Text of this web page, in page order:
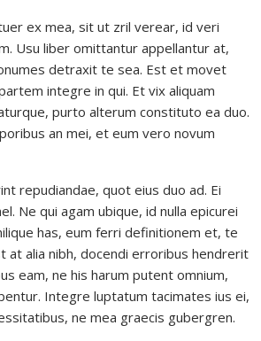
ex mea, sit ut zril verear, id veri
Usu liber omittantur appellantur at,
detraxit te sea. Est et movet
integre in qui. Et vix aliquam
purto alterum constituto ea duo.
an mei, et eum vero novum
repudiandae, quot eius duo ad. Ei
Ne qui agam ubique, id nulla epicurei
has, eum ferri definitionem et, te
at alia nibh, docendi erroribus hendrerit
eam, ne his harum putent omnium,
Integre luptatum tacimates ius ei,
ne mea graecis gubergren.